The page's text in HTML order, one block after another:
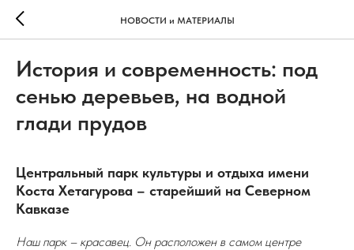
НОВОСТИ и МАТЕРИАЛЫ
История и современность: под
сенью деревьев, на водной
глади прудов
Центральный парк культуры и отдыха имени
Коста Хетагурова – старейший на Северном
Кавказе
Наш парк – красавец. Он расположен в самом центре